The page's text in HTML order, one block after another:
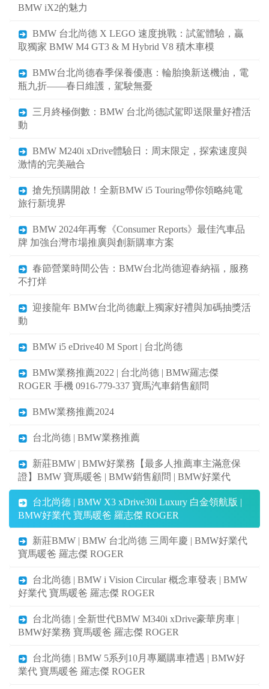
BMW iX2的魅力
BMW 台北尚德 X LEGO 速度挑戰：試駕體驗，贏
取獨家 BMW M4 GT3 & M Hybrid V8 積木車模
BMW台北尚德春季保養優惠：輪胎換新送機油，電
瓶九折——春日維護，駕駛無憂
三月終極倒數：BMW 台北尚德試駕即送限量好禮活
動
BMW M240i xDrive體驗日：周末限定，探索速度與
激情的完美融合
搶先預購開啟！全新BMW i5 Touring帶你領略純電
旅行新境界
BMW 2024年再奪《Consumer Reports》最佳汽車品
牌 加強台灣市場推廣與創新購車方案
春節營業時間公告：BMW台北尚德迎春納福，服務
不打烊
迎接龍年 BMW台北尚德獻上獨家好禮與加碼抽獎活
動
BMW i5 eDrive40 M Sport | 台北尚德
BMW業務推薦2022 | 台北尚德 | BMW羅志傑
ROGER 手機 0916-779-337 寶馬汽車銷售顧問
BMW業務推薦2024
台北尚德 | BMW業務推薦
新莊BMW | BMW好業務【最多人推薦車主滿意保
證】BMW 寶馬暖爸 | BMW銷售顧問 | BMW好業代
台北尚德 | BMW X3 xDrive30i Luxury 白金領航版 |
BMW好業代 寶馬暖爸 羅志傑 ROGER
新莊BMW | BMW 台北尚德 三周年慶 | BMW好業代
寶馬暖爸 羅志傑 ROGER
台北尚德 | BMW i Vision Circular 概念車發表 | BMW
好業代 寶馬暖爸 羅志傑 ROGER
台北尚德 | 全新世代BMW M340i xDrive豪華房車 |
BMW好業務 寶馬暖爸 羅志傑 ROGER
台北尚德 | BMW 5系列10月專屬購車禮遇 | BMW好
業代 寶馬暖爸 羅志傑 ROGER